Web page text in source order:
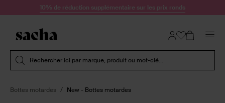
Passer au contenu10% de réduction supplémentaire sur les prix ronds
Rechercher ici par marque, produit ou mot-clé...
Bottes motardes New - Bottes motardes